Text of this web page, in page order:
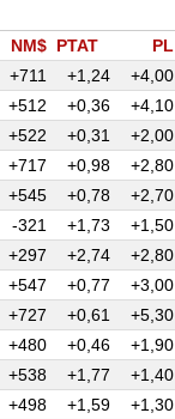
NM$ PTAT PL
+711 +1,24 +4,00
+512 +0,36 +4,10
+522 +0,31 +2,00
+717 +0,98 +2,80
+545 +0,78 +2,70
-321 +1,73 +1,50
+297 +2,74 +2,80
+547 +0,77 +3,00
+727 +0,61 +5,30
+480 +0,46 +1,90
+538 +1,77 +1,40
+498 +1,59 +1,30